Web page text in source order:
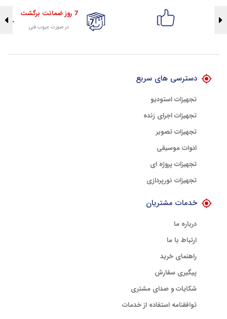
7 روز ضمانت برگشت
در صورت عیوب فنی
دسترسی های سریع
تجهیزات استودیو
تجهیزات اجرای زنده
تجهیزات تصویر
ادوات موسیقی
تجهیزات پروژه ای
تجهیزات نورپردازی
خدمات مشتریان
درباره ما
ارتباط با ما
راهنمای خرید
پیگیری سفارش
شکایات و صدای مشتری
توافقنامه استفاده از خدمات